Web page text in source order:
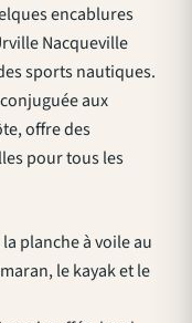
encablures
Nacqueville
sports nautiques.
aux
offre des
pour tous les
la planche à voile au
le kayak et le